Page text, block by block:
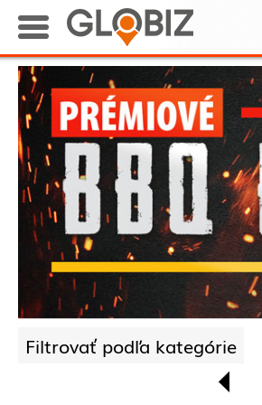
Filtrovať podľa kategórie